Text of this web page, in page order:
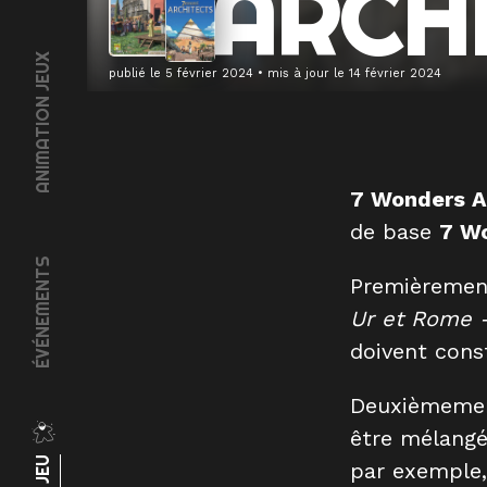
ÉVÉNEMENTS
ANIMATION JEUX publié le 5 février 2024 • mis à jour le 14 février 2024
7 Wonders
de base 7
Ur et Rome
doivent
être
par